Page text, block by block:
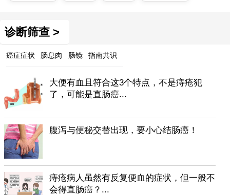
诊断筛查 >
癌症症状 肠息肉 肠镜 指南共识
大便有血且符合这3个特点，不是痔疮犯
了，可能是直肠癌...
腹泻与便秘交替出现，要小心结肠癌！
痔疮病人虽然有反复便血的症状，但一般不
会得直肠癌？...